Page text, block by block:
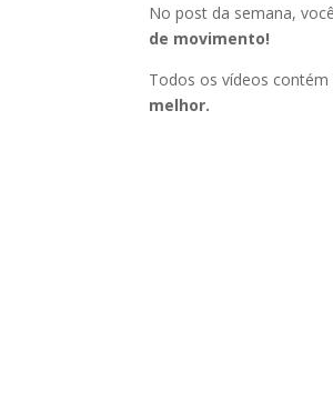
No post da semana,
de movimento!
Todos os vídeos
melhor.